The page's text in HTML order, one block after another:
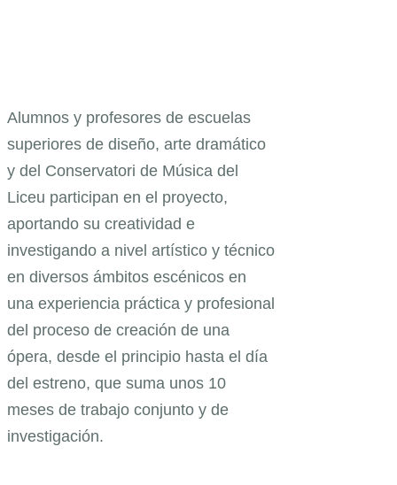
Alumnos y profesores de escuelas
superiores de diseño, arte dramático
y del Conservatori de Música del
Liceu participan en el proyecto,
aportando su creatividad e
investigando a nivel artístico y técnico
en diversos ámbitos escénicos en
una experiencia práctica y profesional
del proceso de creación de una
ópera, desde el principio hasta el día
del estreno, que suma unos 10
meses de trabajo conjunto y de
investigación.